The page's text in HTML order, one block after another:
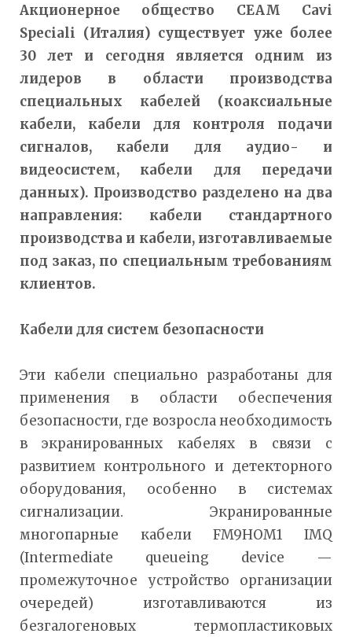
Акционерное общество CEAM Cavi
Speciali (Италия) существует уже более
30 лет и сегодня является одним из
лидеров в области производства
специальных кабелей (коаксиальные
кабели, кабели для контроля подачи
сигналов, кабели для аудио- и
видеосистем, кабели для передачи
данных). Производство разделено на два
направления: кабели стандартного
производства и кабели, изготавливаемые
под заказ, по специальным требованиям
клиентов.
Кабели для систем безопасности
Эти кабели специально разработаны для
применения в области обеспечения
безопасности, где возросла необходимость
в экранированных кабелях в связи с
развитием контрольного и детекторного
оборудования, особенно в системах
сигнализации. Экранированные
многопарные кабели FM9HOM1 IMQ
(Intermediate queueing device —
промежуточное устройство организации
очередей) изготавливаются из
безгалогеновых термопластиковых